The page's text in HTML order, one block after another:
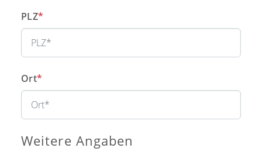
PLZ*
Ort*
Weitere Angaben